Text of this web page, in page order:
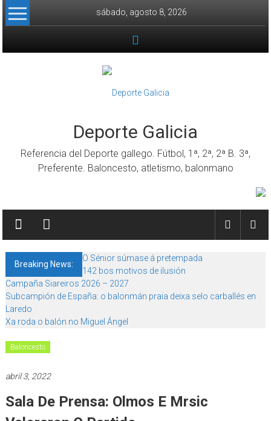
Skip to content
sábado, agosto 8, 2026
Deporte Galicia
Referencia del Deporte gallego. Fútbol, 1ª, 2ª, 2ª B. 3ª,
Preferente. Baloncesto, atletismo, balonmano
Breaking News:
O Sénior súmase á pretempada
142 bos motivos de ilusión
Campaña Siareiros 2026 – 2027
Subcampión de España: o balonmán praia deixa selo carballés en
Laredo
Xa roda o balón no Miguel Ángel
Baloncesto
abril 3, 2022
Sala De Prensa: Olmos E Mrsic